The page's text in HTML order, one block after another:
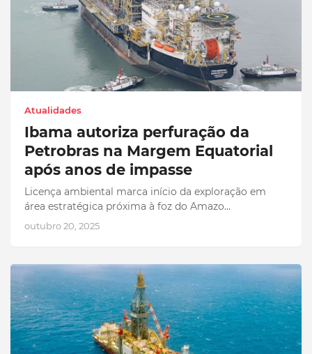
Atualidades
Ibama autoriza perfuração da
Petrobras na Margem Equatorial
após anos de impasse
Licença ambiental marca início da exploração em
área estratégica próxima à foz do Amazo…
outubro 20, 2025